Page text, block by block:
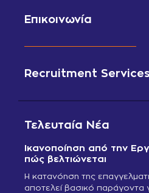
Επικοινωνία
Recruitment Services
Τελευταία Νέα
Ικανοποίηση από την
πώς βελτιώνεται
Η κατανόηση της
αποτελεί βασικό παράγοντα